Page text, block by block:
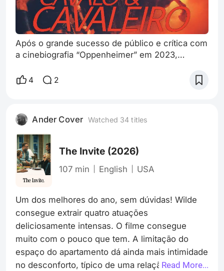
Após o grande sucesso de público e crítica com
a cinebiografia “Oppenheimer” em 2023,
projeto mais ousado até então, a adaptação do
abordagem moderna do texto, muito mais
interessada ao trauma do (suposto) herói à
medida que conhecemos sua jornada. Isto é,
para além
4 2
Ander Cover Watched 34 titles
The Invite (2026)
107 min English USA
Um dos melhores do ano, sem dúvidas! Wilde
consegue extrair quatro atuações
deliciosamente intensas. O filme consegue
muito com o pouco que tem. A limitação do
espaço do apartamento dá ainda mais intimidade
no desconforto, típico de uma relação Read More...